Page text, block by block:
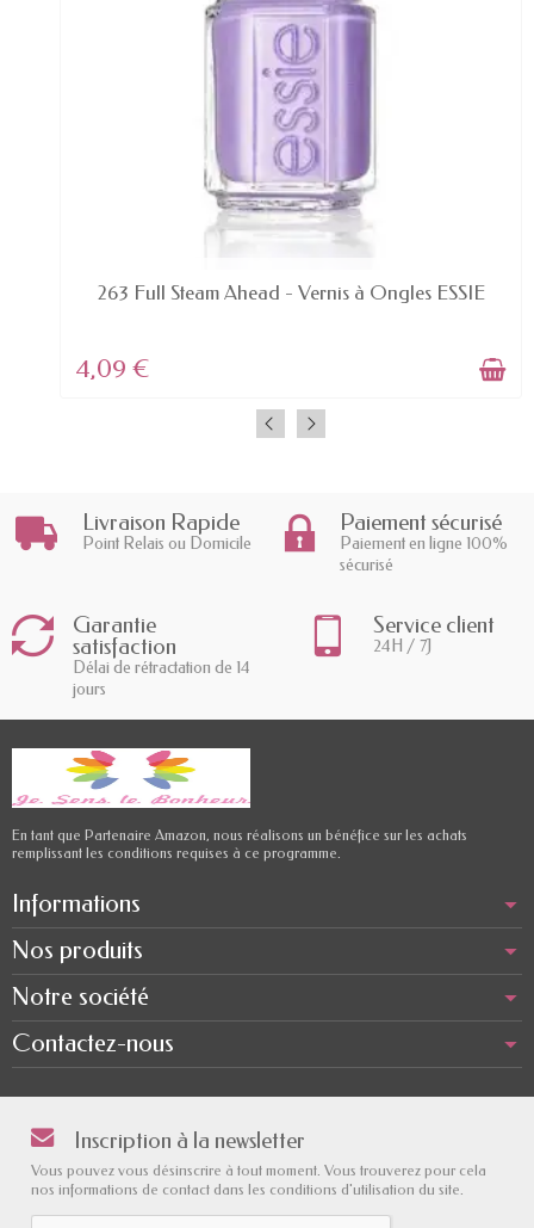
EN STOCK
263 Full Steam Ahead - Vernis à Ongles ESSIE
4,09 €
Livraison Rapide
Point Relais ou Domicile
Paiement sécurisé
Paiement en ligne 100%
sécurisé
Garantie
satisfaction
Délai de rétractation de 14
jours
Service client
24H / 7J
En tant que Partenaire Amazon, nous réalisons un bénéfice sur les achats
remplissant les conditions requises à ce programme.
Informations
Nos produits
Notre société
Contactez-nous
Inscription à la newsletter
Vous pouvez vous désinscrire à tout moment. Vous trouverez pour cela
nos informations de contact dans les conditions d'utilisation du site.